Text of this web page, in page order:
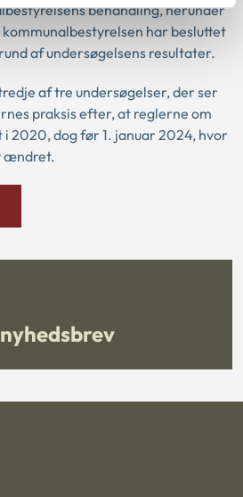
behandling, herunder
har besluttet
af undersøgelsens resultater.
af tre undersøgelser, der ser
praksis efter, at reglerne om
2020, dog før 1. januar 2024, hvor
ændret.